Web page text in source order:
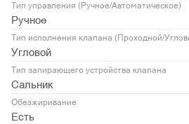
Тип управления (Ручное/Автоматическое)
Ручное
Тип исполнения клапана (Проходной/
Угловой
Тип запирающего устройства клапана
Сальник
Обезжиривание
Есть